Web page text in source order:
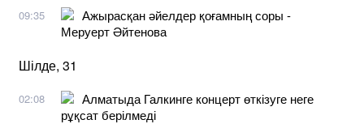
09:35
Ажырасқан әйелдер қоғамның соры -
Меруерт Әйтенова
Шілде, 31
02:08
Алматыда Галкинге концерт өткізуге неге
рұқсат берілмеді